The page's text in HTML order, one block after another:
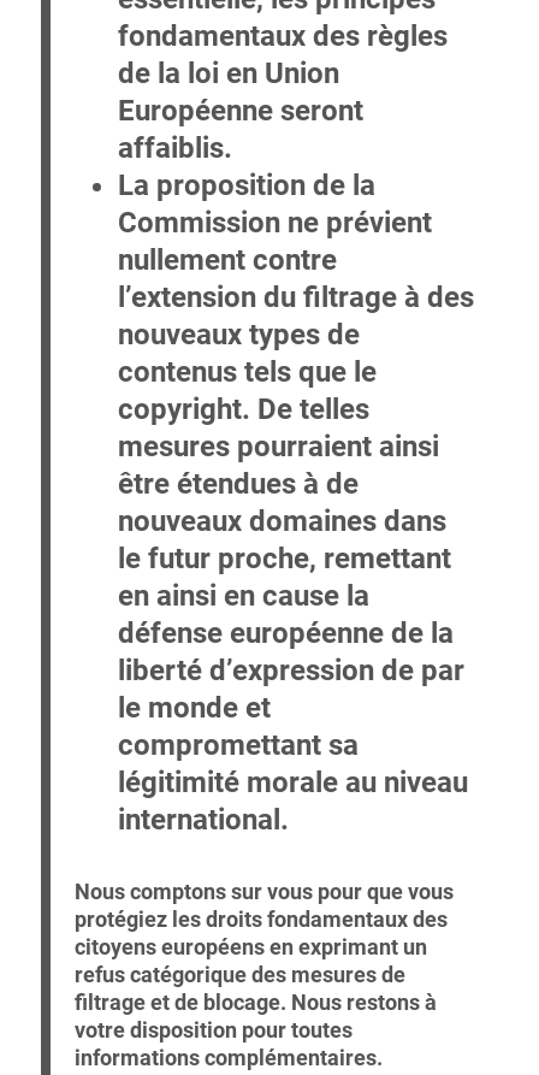
fondamentaux des règles
de la loi en Union
Européenne seront
affaiblis.
La proposition de la
Commission ne prévient
nullement contre
l’extension du filtrage à des
nouveaux types de
contenustels que le
copyright. De telles
mesures pourraient ainsi
être étendues à de
nouveaux domaines dans
le futur proche, remettant
en ainsi en cause la
défense européenne de la
liberté d’expression de par
le monde et
compromettant sa
légitimité morale au niveau
international.
Nous comptons sur vous pour que vous
protégiez les droits fondamentaux des
citoyens européens en exprimant un
refus catégorique des mesures de
filtrage et de blocage. Nous restons à
votre disposition pour toutes
informations complémentaires.